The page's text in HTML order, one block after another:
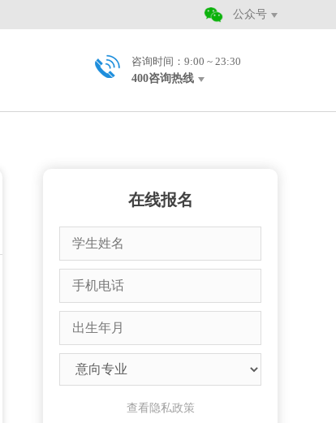
公众号
咨询时间：9:00 ~ 23:30
400咨询热线
在线报名
查看隐私政策